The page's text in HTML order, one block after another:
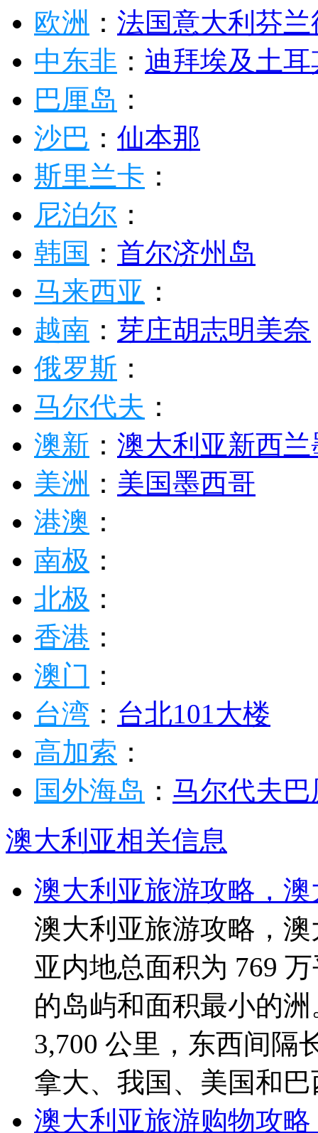
欧洲 ： 法国意大利 芬兰
中东非 ： 迪拜埃及 土耳
巴厘岛 ：
沙巴 ： 仙本那
斯里兰卡 ：
尼泊尔 ：
韩国 ： 首尔济州岛
马来西亚 ：
越南 ： 芽庄胡志明美奈
俄罗斯 ：
马尔代夫 ：
澳新 ： 澳大利亚新西兰
美洲 ： 美国墨西哥
港澳 ：
南极 ：
北极 ：
香港 ：
澳门 ：
台湾 ： 台北101大楼
高加索 ：
国外海岛 ： 马尔代夫
澳大利亚相关信息
澳大利亚旅游攻略，
澳大利亚旅游攻略，
亚内地总面积为 769
的岛屿和面积最小的
3,700 公里，东西间隔
拿大、我国、美国和
澳大利亚旅游购物攻